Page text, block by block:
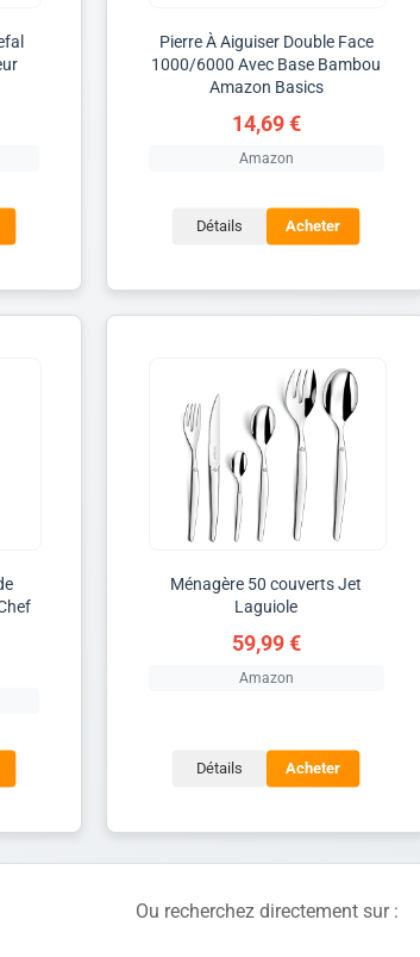
Pierre À Aiguiser Double Face
1000/6000 Avec Base Bambou
Amazon Basics
14,69 €
Amazon
Détails Acheter
Ménagère 50 couverts Jet
Laguiole
59,99 €
Amazon
Détails Acheter
Ou recherchez directement sur :